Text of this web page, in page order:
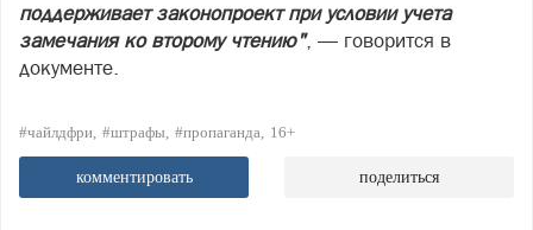
поддерживает законопроект при условии учета
замечания ко второму чтению", — говорится в
документе.
#чайлдфри #штрафы #пропаганда 16+
комментировать поделиться